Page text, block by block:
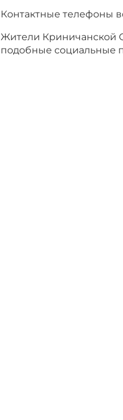
Контактные телефоны
Жители Криничанской
подобные социальные